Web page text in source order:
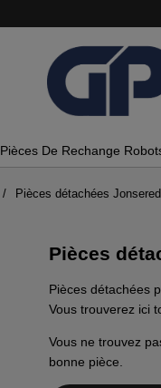
Pièces De Rechange
Pièces détachées
Pièces
Pièces détachées
Vous trouverez ici
Vous ne trouvez
bonne pièce.